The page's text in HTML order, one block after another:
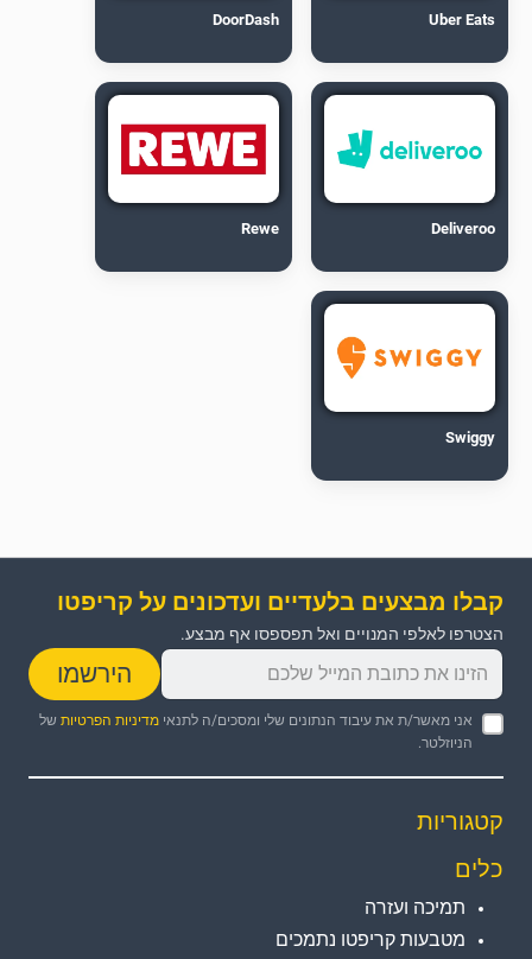
Uber Eats
DoorDash
Deliveroo
Rewe
Swiggy
קבלו מבצעים בלעדיים ועדכונים על קריפטו
הצטרפו לאלפי המנויים ואל תפספסו אף מבצע.
הירשמו
אני מאשר/ת את עיבוד הנתונים שלי ומסכים/ה לתנאימדיניות הפרטיות של
הניוזלטר.
קטגוריות
כלים
תמיכה ועזרה
מטבעות קריפטו נתמכים